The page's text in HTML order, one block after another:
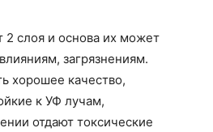
слоя и основа их может
загрязнениям.
хорошее качество,
к УФ лучам,
отдают токсические